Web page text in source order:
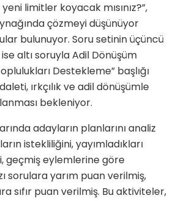
limitler koyacak mısınız?”,
çözmeyi düşünüyor
bulunuyor. Soru setinin üçüncü
altı soruyla Adil Dönüşüm
Destekleme” başlığı
ırkçılık ve adil dönüşümle
bekleniyor.
adayların planlarını analiz
istekliliğini, yayımladıkları
geçmiş eylemlerine göre
sorulara yarım puan verilmiş,
sıfır puan verilmiş. Bu aktiviteler,